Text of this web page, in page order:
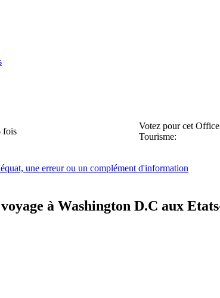
fois
Votez pour cet
Tourisme:
une erreur ou un complément d'information
à Washington D.C aux